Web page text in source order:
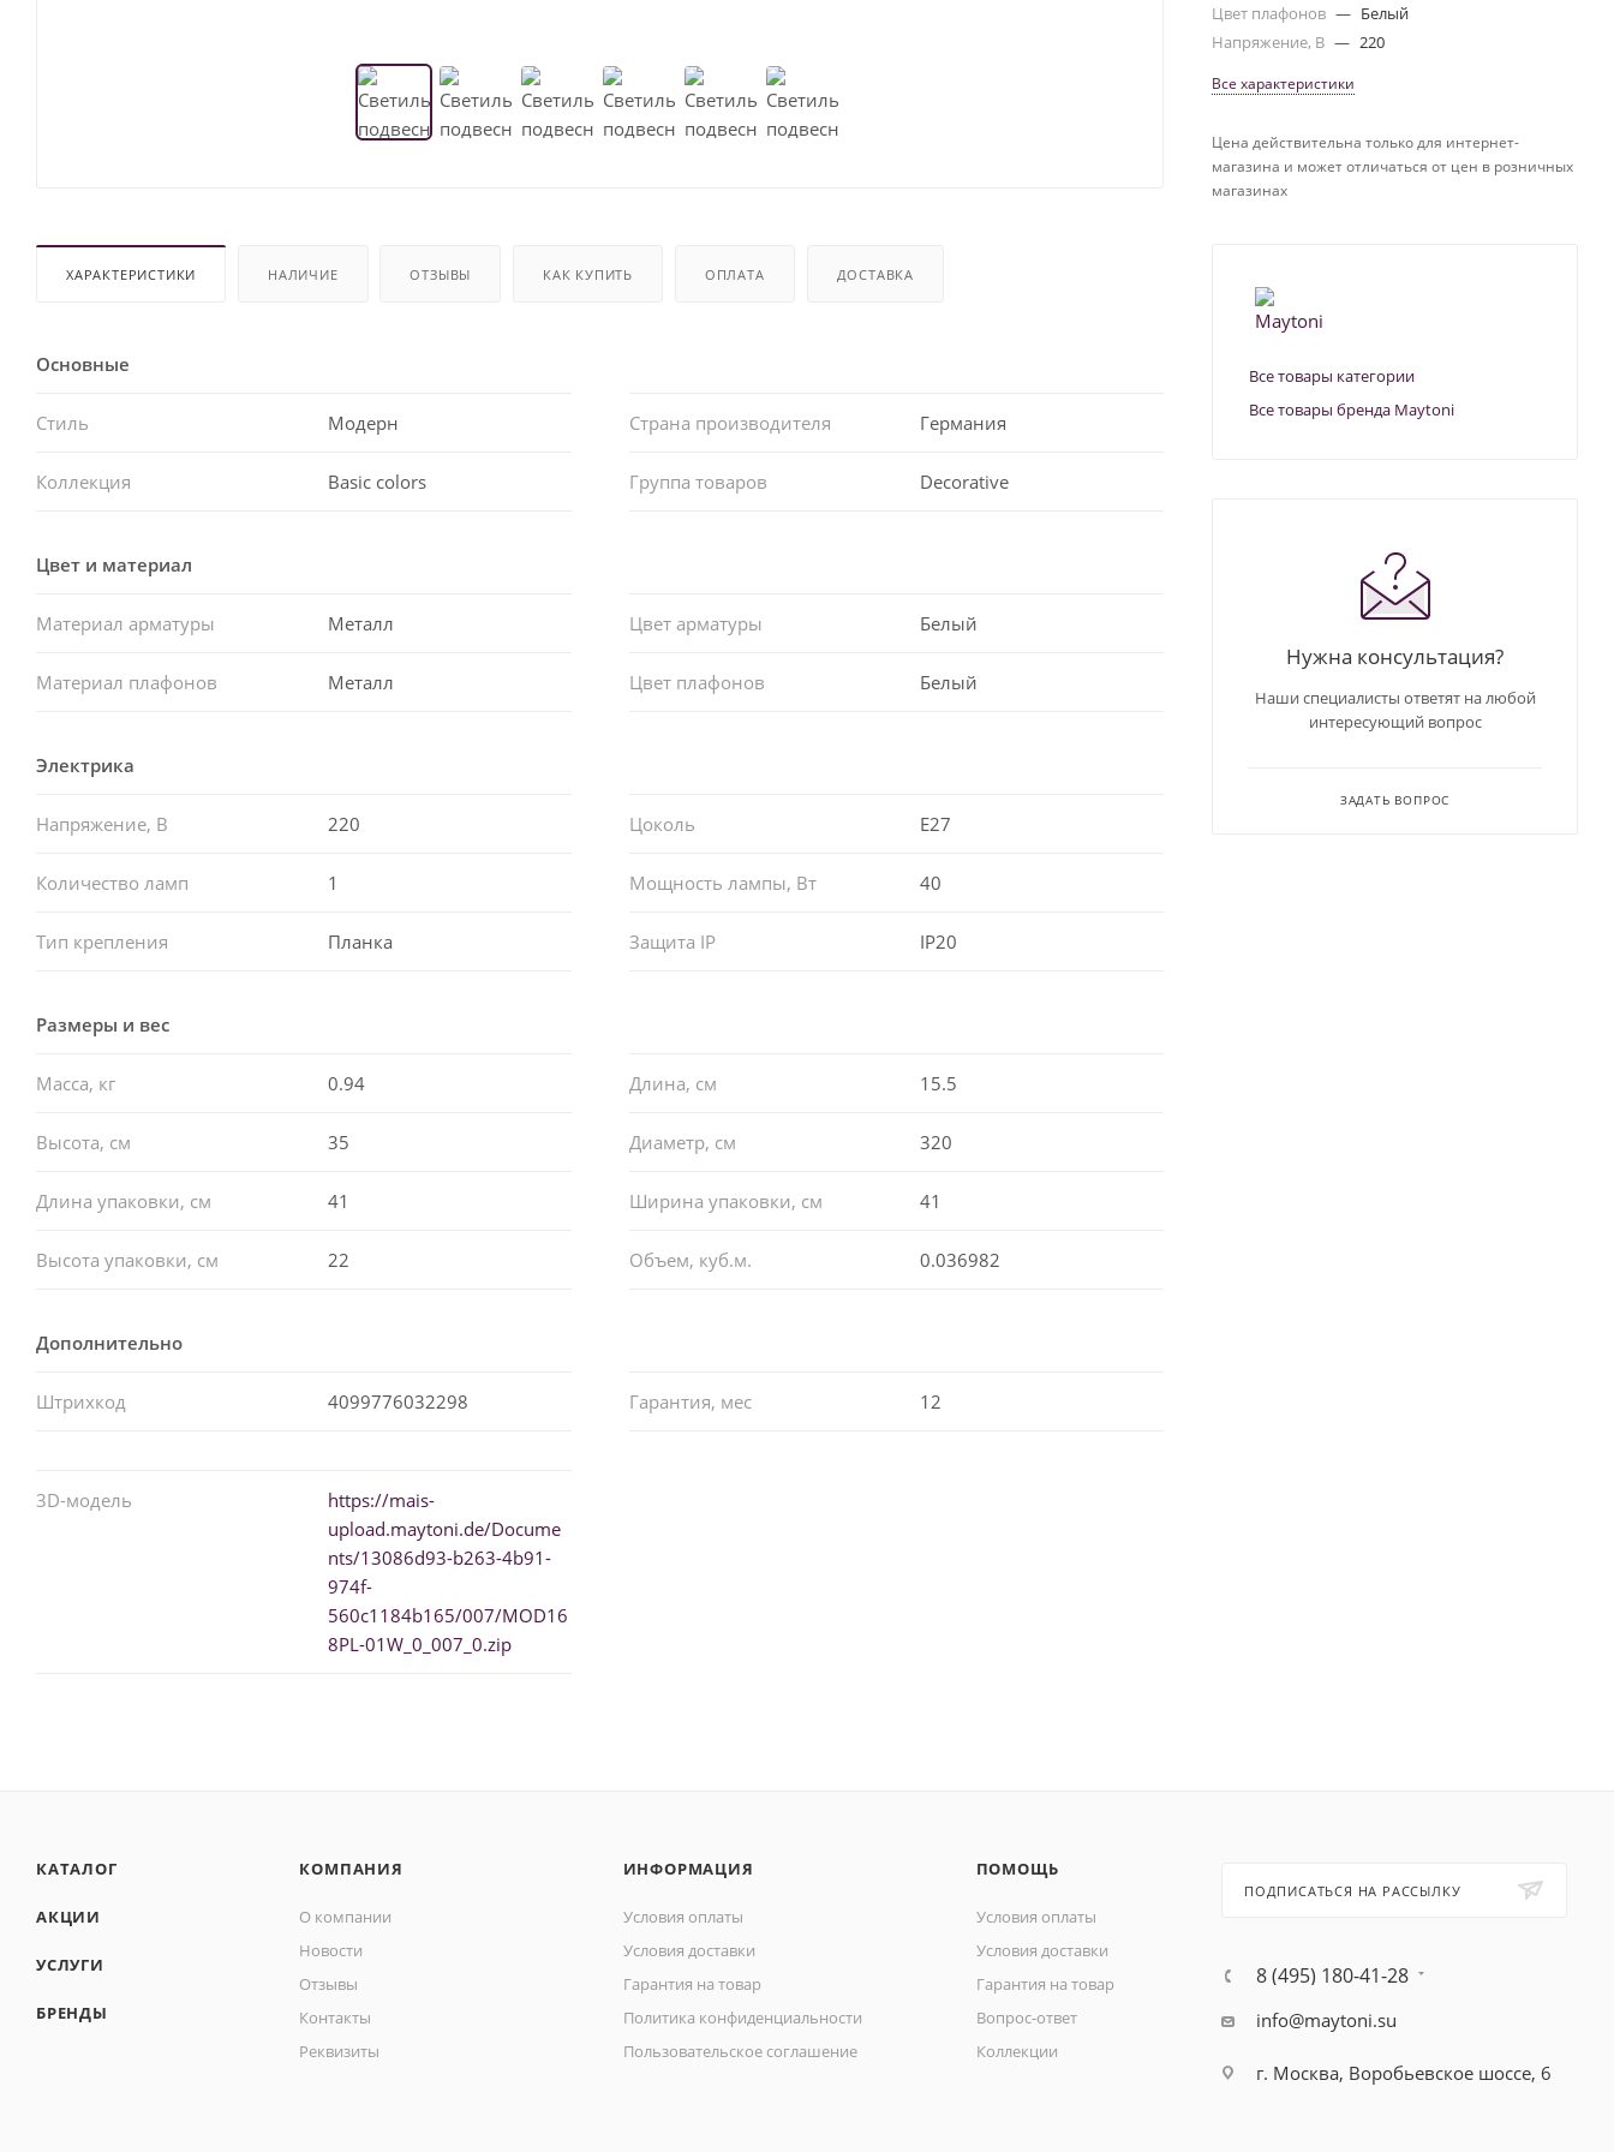
ХАРАКТЕРИСТИКИ НАЛИЧИЕ ОТЗЫВЫ КАК КУПИТЬ ОПЛАТА ДОСТАВКА
Основные
Стиль Модерн Страна производителя Германия
Коллекция Basic colors Группа товаров Decorative
Цвет и материал
Материал арматуры Металл Цвет арматуры Белый
Материал плафонов Металл Цвет плафонов Белый
Электрика
Напряжение, В 220 Цоколь E27
Количество ламп 1 Мощность лампы, Вт 40
Тип крепления Планка Защита IP IP20
Размеры и вес
Масса, кг 0.94 Длина, см 15.5
Высота, см 35 Диаметр, см 320
Длина упаковки, см 41 Ширина упаковки, см 41
Высота упаковки, см 22 Объем, куб.м. 0.036982
Дополнительно
Штрихкод 4099776032298 Гарантия, мес 12
3D-модель
https://mais-
upload.maytoni.de/Docume
nts/13086d93-b263-4b91-
974f-
560c1184b165/007/MOD16
8PL-01W_0_007_0.zip
Цвет плафонов — Белый
Напряжение, В — 220
Все характеристики
Цена действительна только для интернет-
магазина и может отличаться от цен в розничных
магазинах
Все товары категории
Все товары бренда Maytoni
Нужна консультация?
Наши специалисты ответят на любой
интересующий вопрос
ЗАДАТЬ ВОПРОС
КАТАЛОГ
АКЦИИ
УСЛУГИ
БРЕНДЫ
КОМПАНИЯ
О компании
Новости
Отзывы
Контакты
Реквизиты
ИНФОРМАЦИЯ
Условия оплаты
Условия доставки
Гарантия на товар
Политика конфиденциальности
Пользовательское соглашение
ПОМОЩЬ
Условия оплаты
Условия доставки
Гарантия на товар
Вопрос-ответ
Коллекции
ПОДПИСАТЬСЯ НА РАССЫЛКУ
8 (495) 180-41-28
info@maytoni.su
г. Москва, Воробьевское шоссе, 6